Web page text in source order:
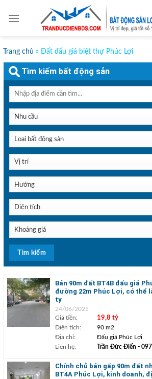
Trang chủ » Đất đấu giá biệt thự Phúc Lợi
Bán 90m đất BT4B đấu giá
đường 22m Phúc Lợi, có thể
ty
24/06/2025
Giá tiền:
19,8 tỷ
Diện tích:
90 m2
Địa chỉ:
Đấu giá Phúc Lợi
Liên hệ:
Trần Đức Điển-
Chính chủ bán gấp 90m đất
BT4A Phúc Lợi, kinh doanh,
Tìm kiếm bất động sản